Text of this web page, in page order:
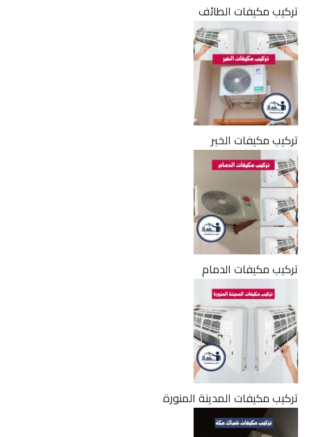
تركيب مكيفات الطائف
تركيب مكيفات الخبر
تركيب مكيفات الدمام
تركيب مكيفات المدينة المنورة